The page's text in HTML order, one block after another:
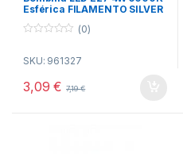
Esférica FILAMENTO SILVER
u
o
f
(0)
SKU: 961327
3,09€ 7,19€